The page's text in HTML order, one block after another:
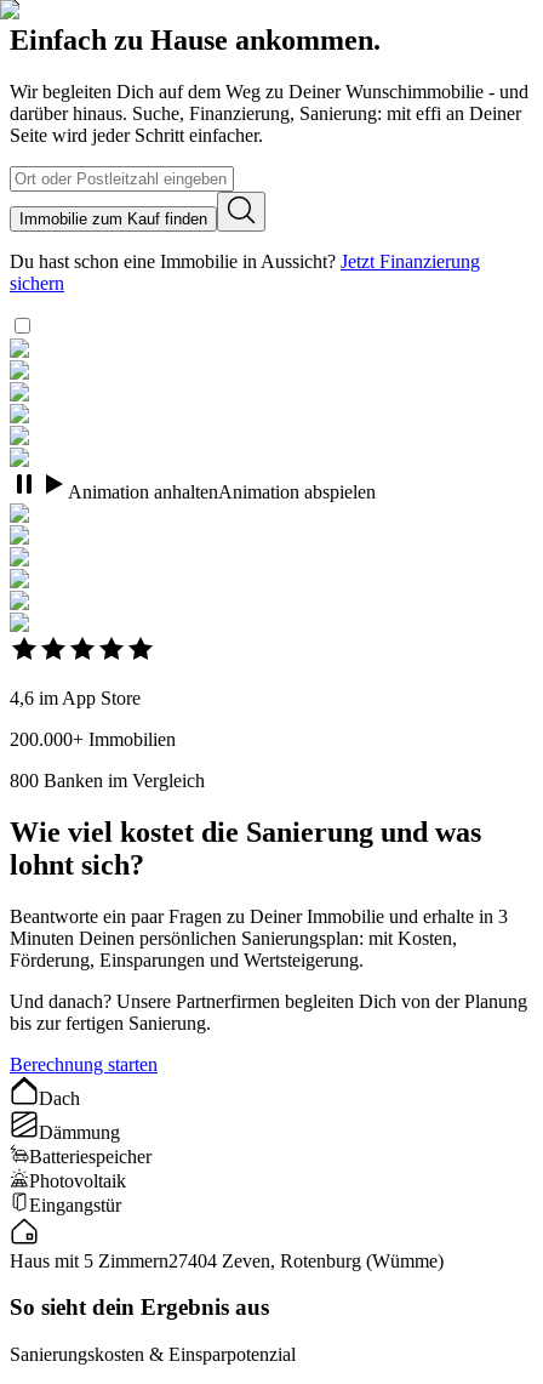
Einfach zu Hause ankommen.
Wir begleiten Dich auf dem Weg zu Deiner Wunschimmobilie - und
darüber hinaus. Suche, Finanzierung, Sanierung: mit effi an Deiner
Seite wird jeder Schritt einfacher.
Immobilie zum Kauf finden
Du hast schon eine Immobilie in Aussicht? Jetzt Finanzierung
sichern
Animation anhaltenAnimation abspielen
4,6 im App Store
200.000+ Immobilien
800 Banken im Vergleich
Wie viel kostet die Sanierung und was
lohnt sich?
Beantworte ein paar Fragen zu Deiner Immobilie und erhalte in 3
Minuten Deinen persönlichen Sanierungsplan: mit Kosten,
Förderung, Einsparungen und Wertsteigerung.
Und danach? Unsere Partnerfirmen begleiten Dich von der Planung
bis zur fertigen Sanierung.
Berechnung starten
Dach
Dämmung
Batteriespeicher
Photovoltaik
Eingangstür
Haus mit 5 Zimmern27404 Zeven, Rotenburg (Wümme)
So sieht dein Ergebnis aus
Sanierungskosten & Einsparpotenzial